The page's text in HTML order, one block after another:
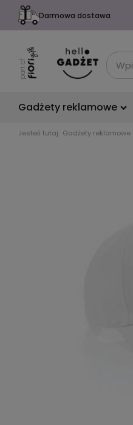
Darmowa dostawa
Gadżety reklamowe
Jesteś tutaj: Gadżety reklamowe